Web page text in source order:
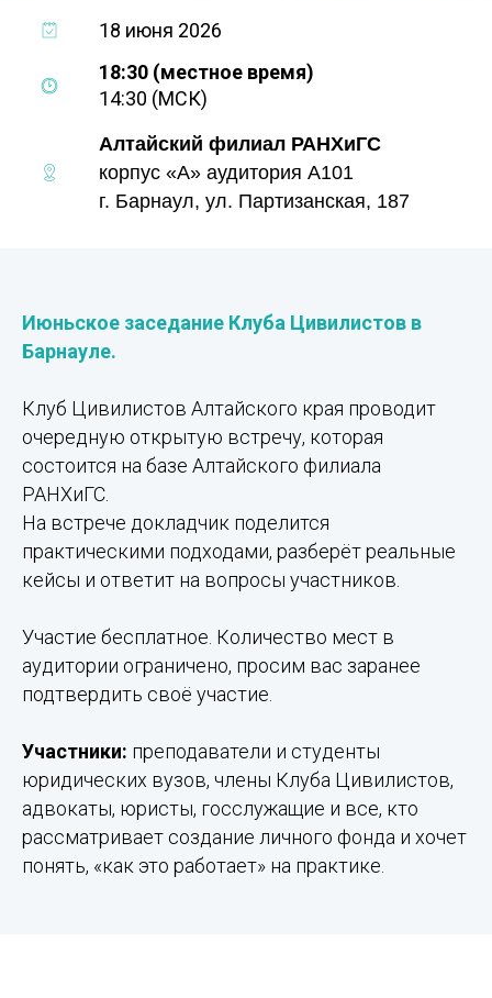
18 июня 2026
18:30 (местное время)
14:30 (МСК)
Алтайский филиал РАНХиГС
корпус «А» аудитория А101
г. Барнаул, ул. Партизанская, 187
Июньское заседание Клуба Цивилистов в
Барнауле.
Клуб Цивилистов Алтайского края проводит
очередную открытую встречу, которая
состоится на базе Алтайского филиала
РАНХиГС.
На встрече докладчик поделится
практическими подходами, разберёт реальные
кейсы и ответит на вопросы участников.
Участие бесплатное. Количество мест в
аудитории ограничено, просим вас заранее
подтвердить своё участие.
Участники: преподаватели и студенты
юридических вузов, члены Клуба Цивилистов,
адвокаты, юристы, госслужащие и все, кто
рассматривает создание личного фонда и хочет
понять, «как это работает» на практике.